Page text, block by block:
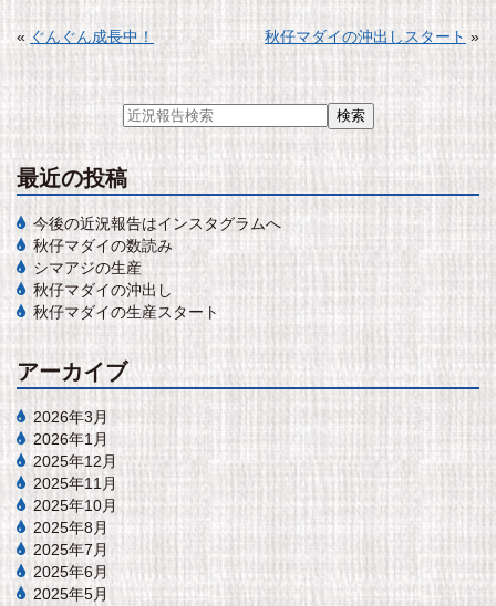
« ぐんぐん成長中！ 秋仔マダイの沖出しスタート »
最近の投稿
今後の近況報告はインスタグラムへ
秋仔マダイの数読み
シマアジの生産
秋仔マダイの沖出し
秋仔マダイの生産スタート
アーカイブ
2026年3月
2026年1月
2025年12月
2025年11月
2025年10月
2025年8月
2025年7月
2025年6月
2025年5月